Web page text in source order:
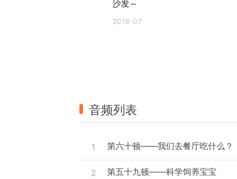
沙发～
2018-07
音频列表
1 第六十顿——我们去餐厅吃什么？
2 第五十九顿——科学饲养宝宝